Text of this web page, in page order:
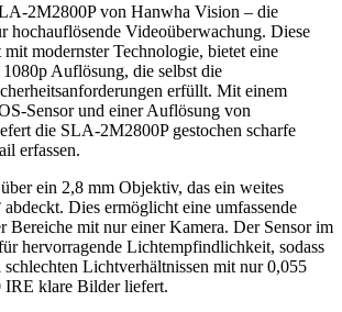
2M2800P von Hanwha Vision – die
hochauflösende Videoüberwachung. Diese
mit modernster Technologie, bietet eine
Auflösung, die selbst die
erfüllt. Mit einem
Sensor und einer Auflösung von
die SLA-2M2800P gestochen scharfe
erfassen.
ein 2,8 mm Objektiv, das ein weites
Dies ermöglicht eine umfassende
Bereiche mit nur einer Kamera. Der Sensor im
hervorragende Lichtempfindlichkeit, sodass
Lichtverhältnissen mit nur 0,055
klare Bilder liefert.